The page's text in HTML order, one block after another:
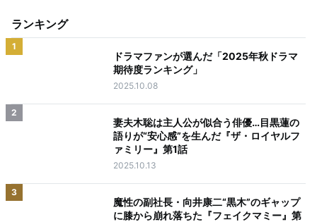
ランキング
1
ドラマファンが選んだ「2025年秋ドラマ
期待度ランキング」
2025.10.08
2
妻夫木聡は主人公が似合う俳優…目黒蓮の
語りが“安心感”を生んだ『ザ・ロイヤルフ
ァミリー』第1話
2025.10.13
3
魔性の副社長・向井康二“黒木”のギャップ
に膝から崩れ落ちた『フェイクマミー』第